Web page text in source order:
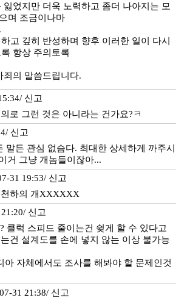
잃었지만 더욱 노력하고 좀더 나아지는 모
며 조금이나마
고 깊히 반성하며 향후 이러한 일이 다시
항상 주의토록
죄의 말씀드립니다.
신고
로 그런 것은 아니라는 건가요?ㅋ
신고
말든 관심 없슴다. 최대한 상세하게 까주시
거 그냥 개놈들이잖아...
31 19:53/ 신고
하의 개XXXXXX
신고
클럭 스피드 줄이는건 슂게 할 수 있다고
건 설계도를 손에 넣지 않는 이상 불가능
아 자체에서도 조사를 해봐야 할 문제인것
31 21:38/ 신고